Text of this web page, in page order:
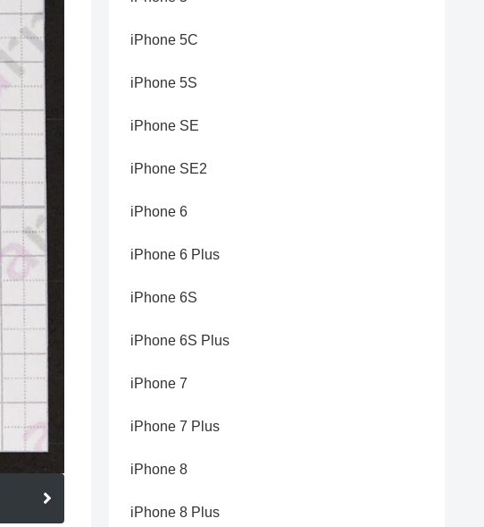
iPhone 5C
iPhone 5S
iPhone SE
iPhone SE2
iPhone 6
iPhone 6 Plus
iPhone 6S
iPhone 6S Plus
iPhone 7
iPhone 7 Plus
iPhone 8
iPhone 8 Plus